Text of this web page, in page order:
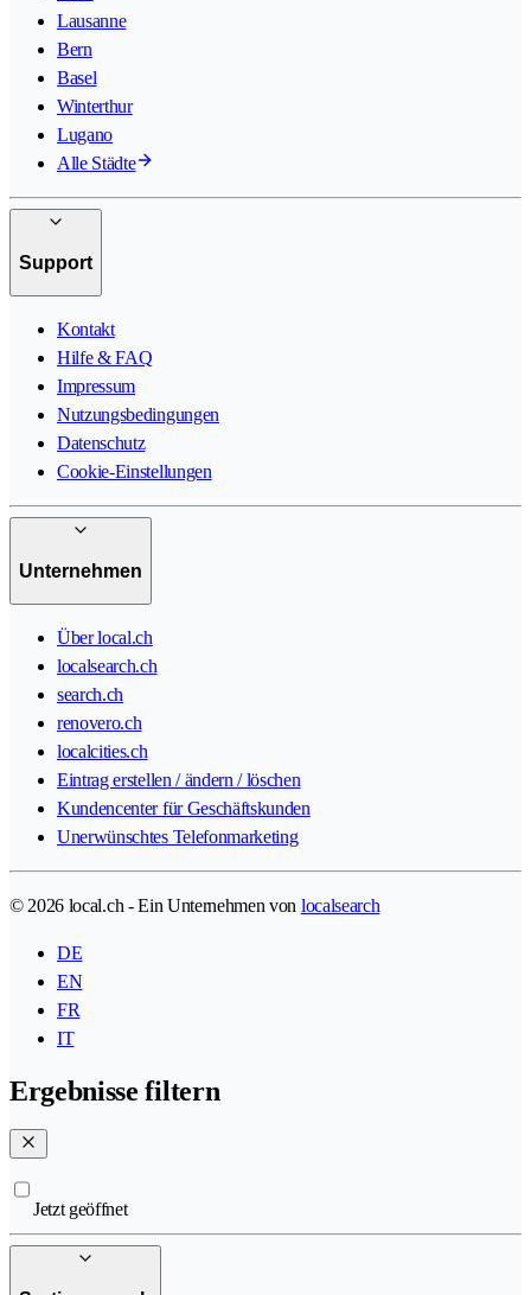
Lausanne
Bern
Basel
Winterthur
Lugano
Alle Städte
Support
Kontakt
Hilfe & FAQ
Impressum
Nutzungsbedingungen
Datenschutz
Cookie-Einstellungen
Unternehmen
Über local.ch
localsearch.ch
search.ch
renovero.ch
localcities.ch
Eintrag erstellen / ändern / löschen
Kundencenter für Geschäftskunden
Unerwünschtes Telefonmarketing
© 2026 local.ch - Ein Unternehmen von localsearch
DE
EN
FR
IT
Ergebnisse filtern
Jetzt geöffnet